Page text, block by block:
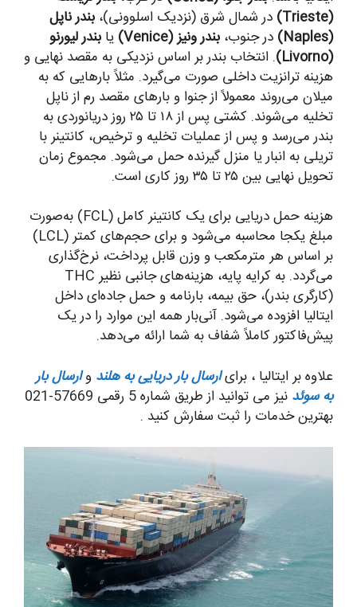
(Trieste)
در شمال شرق (نزدیک اسلوونی)، بندر ناپل
(Naples)
در جنوب، بندر ونیز (Venice) یا بندر لیورنو
(Livorno)
. انتخاب بندر بر اساس نزدیکی به مقصد نهایی و
هزینه ترانزیت داخلی صورت می‌گیرد. مثلاً بارهایی که به
میلان می‌روند معمولاً از جنوا و بارهای مقصد رم از ناپل
تخلیه می‌شوند. کشتی پس از ۱۸ تا ۲۵ روز دریانوردی به
بندر می‌رسد و پس از عملیات تخلیه و ترخیص، کانتینر با
تریلی به انبار یا منزل گیرنده حمل می‌شود. مجموع زمان
تحویل نهایی بین ۲۵ تا ۳۵ روز کاری است.
هزینه حمل دریایی برای یک کانتینر کامل (FCL) به‌صورت
مبلغ یکجا محاسبه می‌شود و برای حجم‌های کمتر (LCL)
بر اساس هر مترمکعب و وزن قابل پرداخت، نرخ‌گذاری
می‌گردد. به کرایه پایه، هزینه‌های جانبی نظیر THC
(کارگری بندر)، حق بیمه، بارنامه و حمل جاده‌ای داخل
ایتالیا افزوده می‌شود. آنی‌بار همه این موارد را در یک
پیش‌فاکتور کاملاً شفاف به شما ارائه می‌دهد.
علاوه بر ایتالیا ، برایارسال بار دریایی به هلند وارسال بار
به سوئد
نیز می توانید از طریق شماره 5 رقمی 57669-021
بهترین خدمات را ثبت سفارش کنید .